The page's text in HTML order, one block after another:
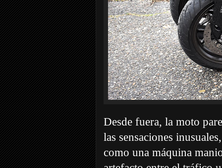
Desde fuera, la moto
las sensaciones
como una máquina